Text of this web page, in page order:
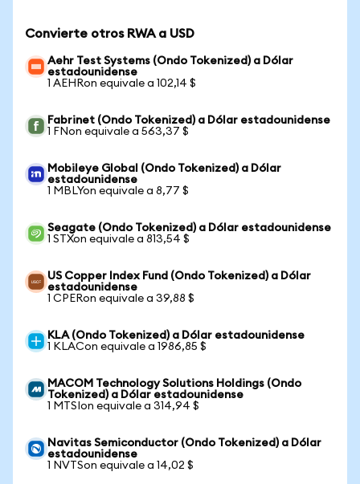
Convierte otros RWA a USD
Aehr Test Systems (Ondo Tokenized) a Dólar
estadounidense
1 AEHRon equivale a 102,14 $
Fabrinet (Ondo Tokenized) a Dólar estadounidense
1 FNon equivale a 563,37 $
Mobileye Global (Ondo Tokenized) a Dólar
estadounidense
1 MBLYon equivale a 8,77 $
Seagate (Ondo Tokenized) a Dólar estadounidense
1 STXon equivale a 813,54 $
US Copper Index Fund (Ondo Tokenized) a Dólar
estadounidense
1 CPERon equivale a 39,88 $
KLA (Ondo Tokenized) a Dólar estadounidense
1 KLACon equivale a 1986,85 $
MACOM Technology Solutions Holdings (Ondo
Tokenized) a Dólar estadounidense
1 MTSIon equivale a 314,94 $
Navitas Semiconductor (Ondo Tokenized) a Dólar
estadounidense
1 NVTSon equivale a 14,02 $